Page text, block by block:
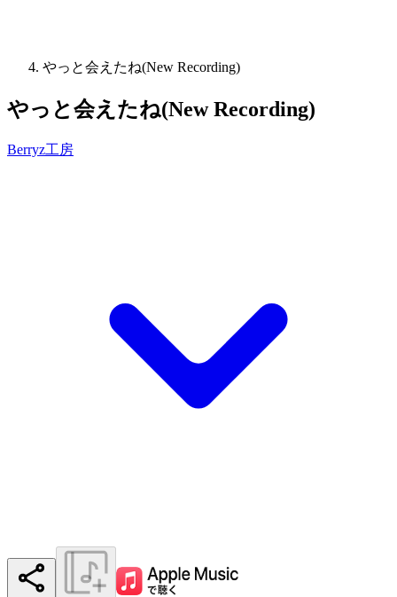
やっと会えたね(New Recording)
やっと会えたね(New Recording)
Berryz工房